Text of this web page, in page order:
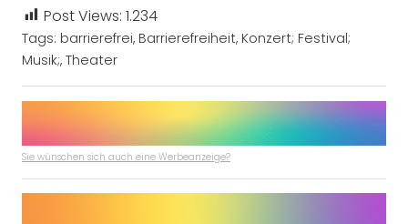
Post Views: 1.234
Tags: barrierefrei, Barrierefreiheit, Konzert; Festival;
Musik;, Theater
Sie wünschen sich auch eine Werbeanzeige?